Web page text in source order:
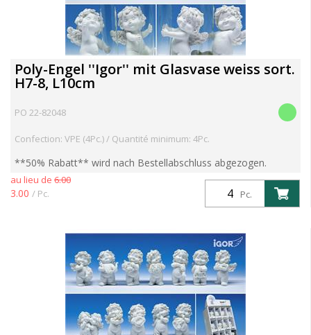
Poly-Engel ''Igor'' mit Glasvase weiss sort.
H7-8, L10cm
PO 22-82048
Confection: VPE (4Pc.) / Quantité minimum: 4Pc.
**50% Rabatt** wird nach Bestellabschluss abgezogen.
ACHTUNG ENDKUNDENPREIS wird angezeigt,
HÄNDLERPREIS wird nach Bestellabschluss korrigiert
Pc.
au lieu de 6.00
3.00 / Pc.